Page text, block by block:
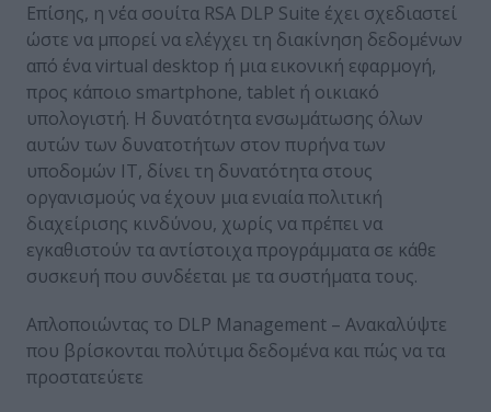
Επίσης, η νέα σουίτα RSA DLP Suite έχει σχεδιαστεί
ώστε να μπορεί να ελέγχει τη διακίνηση δεδομένων
από ένα virtual desktop ή μια εικονική εφαρμογή,
προς κάποιο smartphone, tablet ή οικιακό
υπολογιστή. Η δυνατότητα ενσωμάτωσης όλων
αυτών των δυνατοτήτων στον πυρήνα των
υποδομών ΙΤ, δίνει τη δυνατότητα στους
οργανισμούς να έχουν μια ενιαία πολιτική
διαχείρισης κινδύνου, χωρίς να πρέπει να
εγκαθιστούν τα αντίστοιχα προγράμματα σε κάθε
συσκευή που συνδέεται με τα συστήματα τους.
Απλοποιώντας το DLP Management – Ανακαλύψτε
που βρίσκονται πολύτιμα δεδομένα και πώς να τα
προστατεύετε